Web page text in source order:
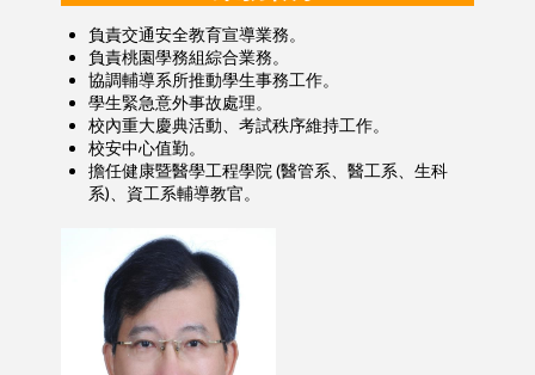
負責交通安全教育宣導業務。
負責桃園學務組綜合業務。
協調輔導系所推動學生事務工作。
學生緊急意外事故處理。
校內重大慶典活動、考試秩序維持工作。
校安中心值勤。
擔任健康暨醫學工程學院 (醫管系、醫工系、生科
系)、資工系輔導教官。